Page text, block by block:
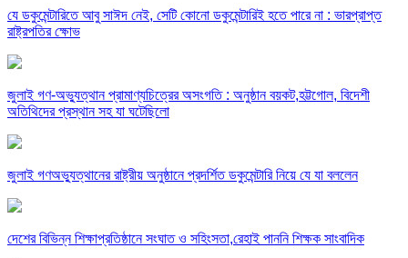
যে ডকুমেন্টারিতে আবু সাঈদ নেই, সেটি কোনো ডকুমেন্টারিই হতে পারে না : ভারপ্রাপ্ত
রাষ্ট্রপতির ক্ষোভ
জুলাই গণ-অভ্যুত্থান প্রামাণ্যচিত্রের অসংগতি : অনুষ্ঠান বয়কট,হট্টগোল, বিদেশী
অতিথিদের প্রস্থান সহ যা ঘটেছিলো
জুলাই গণঅভ্যুত্থানের রাষ্ট্রীয় অনুষ্ঠানে প্রদর্শিত ডকুমেন্টারি নিয়ে যে যা বললেন
দেশের বিভিন্ন শিক্ষাপ্রতিষ্ঠানে সংঘাত ও সহিংসতা,রেহাই পাননি শিক্ষক সাংবাদিক